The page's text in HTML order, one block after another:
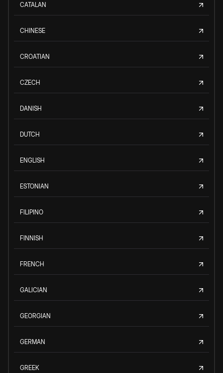
CATALAN
CHINESE
CROATIAN
CZECH
DANISH
DUTCH
ENGLISH
ESTONIAN
FILIPINO
FINNISH
FRENCH
GALICIAN
GEORGIAN
GERMAN
GREEK